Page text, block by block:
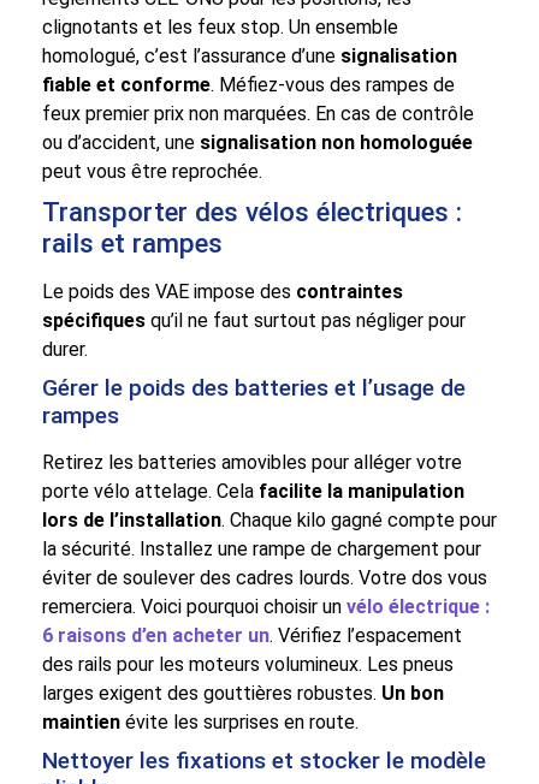
clignotants et les feux stop. Un ensemble
homologué, c’est l’assurance d’une signalisation
fiable et conforme. Méfiez-vous des rampes de
feux premier prix non marquées. En cas de contrôle
ou d’accident, une signalisation non homologuée
peut vous être reprochée.
Transporter des vélos électriques :
rails et rampes
Le poids des VAE impose des contraintes
spécifiques qu’il ne faut surtout pas négliger pour
durer.
Gérer le poids des batteries et l’usage de
rampes
Retirez les batteries amovibles pour alléger votre
porte vélo attelage. Cela facilite la manipulation
lors de l’installation. Chaque kilo gagné compte pour
la sécurité. Installez une rampe de chargement pour
éviter de soulever des cadres lourds. Votre dos vous
remerciera. Voici pourquoi choisir un vélo électrique :
6 raisons d’en acheter un. Vérifiez l’espacement
des rails pour les moteurs volumineux. Les pneus
larges exigent des gouttières robustes. Un bon
maintien évite les surprises en route.
Nettoyer les fixations et stocker le modèle